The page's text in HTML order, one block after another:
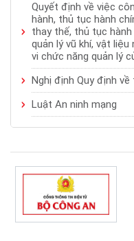
Quyết định về việc
hành, thủ tục hành
thay thế, thủ tục
quản lý vũ khí, vật
vi chức năng quản lý
Nghị định Quy định
Luật An ninh mạng